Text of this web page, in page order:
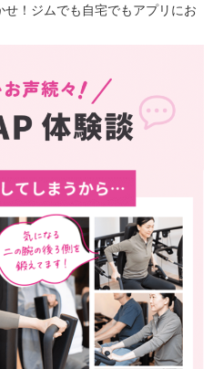
！ジムでも自宅でもアプリにお